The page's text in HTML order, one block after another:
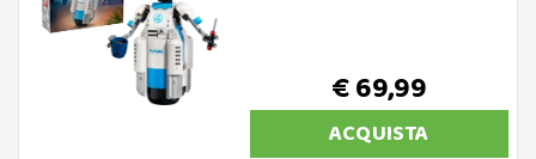
€ 69,99
ACQUISTA